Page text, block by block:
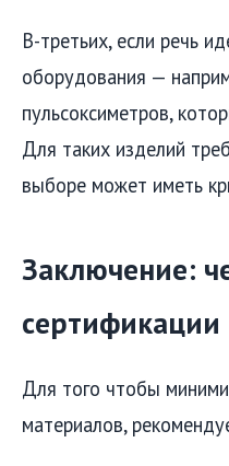
В-третьих, если речь
оборудования —
пульсоксиметров,
Для таких изделий
выборе может иметь
Заключение:
Для того чтобы
материалов,